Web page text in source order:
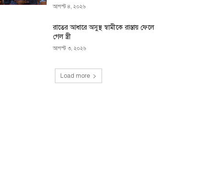
আগস্ট ৪, ২০২৬
রাতের আধারে অসুস্থ স্বামীকে রাস্তায় ফেলে
গেল স্ত্রী
আগস্ট ৩, ২০২৬
Load more